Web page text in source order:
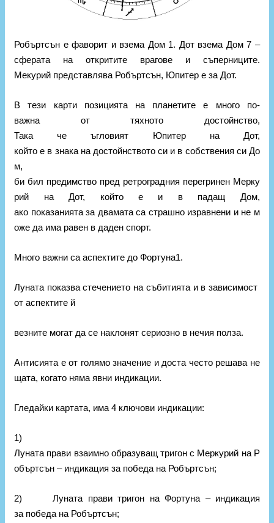
Робъртсън е фаворит и взема Дом 1. Дот взема Дом 7 –
сферата на откритите врагове и съперниците.
Мекурий представлява Робъртсън, Юпитер е за Дот.
В тези карти позицията на планетите е много по-
важна от тяхното достойнство,
Така че ъгловият Юпитер на Дот,
който е в знака на достойнството си и в собствения си До
м,
би бил предимство пред ретроградния перегринен Мерку
рий на Дот, който е и в падащ Дом,
ако показанията за двамата са страшно изравнени и не м
оже да има равен в даден спорт.
Много важни са аспектите до Фортуна1.
Луната показва стечението на събитията и в зависимост
от аспектите й
везните могат да се наклонят сериозно в нечия полза.
Антисията е от голямо значение и доста често решава не
щата, когато няма явни индикации.
Гледайки картата, има 4 ключови индикации:
1)
Луната прави взаимно образуващ тригон с Меркурий на Р
объртсън – индикация за победа на Робъртсън;
2) Луната прави тригон на Фортуна – индикация
за победа на Робъртсън;